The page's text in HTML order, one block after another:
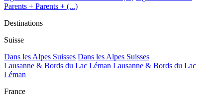
Parents + Parents + (...)
Destinations
Suisse
Dans les Alpes Suisses Dans les Alpes Suisses
Lausanne & Bords du Lac Léman Lausanne & Bords du Lac
Léman
France